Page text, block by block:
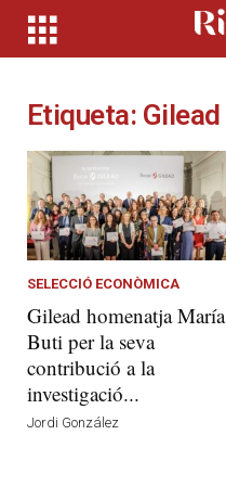
Etiqueta: Gilead
SELECCIÓ ECONÒMICA
Gilead homenatja María
Buti per la seva
contribució a la
investigació...
Jordi González